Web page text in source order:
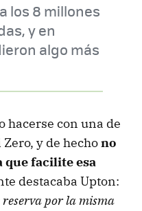
los 8 millones
y en
algo más
hacerse con una de
y de hechono
que facilite esa
destacaba Upton:
reserva por la misma